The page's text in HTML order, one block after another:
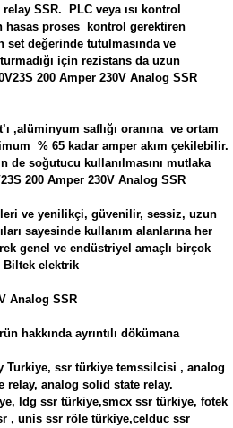
SSR. PLC veya ısı kontrol
hasas proses kontrol gerektiren
set değerinde tutulmasında ve
için rezistans da uzun
200 Amper 230V Analog SSR
,alüminyum saflığı oranına ve ortam
% 65 kadar amper akım çekilebilir.
de soğutucu kullanılmasını mutlaka
200 Amper 230V Analog SSR
ve yenilikçi, güvenilir, sessiz, uzun
sayesinde kullanım alanlarına her
genel ve endüstriyel amaçlı birçok
Biltek elektrik
Analog SSR
hakkında ayrıntılı dökümana
Turkiye, ssr türkiye temssilcisi , analog
analog solid state relay.
ldg ssr türkiye,smcx ssr türkiye, fotek
, unis ssr röle türkiye,celduc ssr